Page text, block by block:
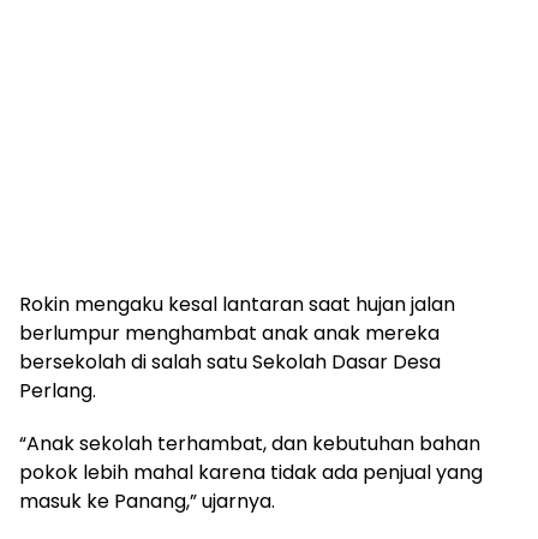
Rokin mengaku kesal lantaran saat hujan jalan
berlumpur menghambat anak anak mereka
bersekolah di salah satu Sekolah Dasar Desa
Perlang.
“Anak sekolah terhambat, dan kebutuhan bahan
pokok lebih mahal karena tidak ada penjual yang
masuk ke Panang,” ujarnya.